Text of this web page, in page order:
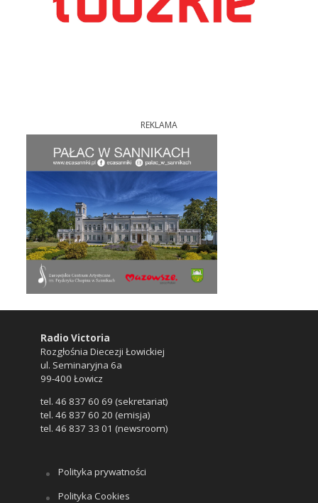
REKLAMA
Radio Victoria
Rozgłośnia Diecezji Łowickiej
ul. Seminaryjna 6a
99-400 Łowicz
tel. 46 837 60 69 (sekretariat)
tel. 46 837 60 20 (emisja)
tel. 46 837 33 01 (newsroom)
Polityka prywatności
Polityka Cookies